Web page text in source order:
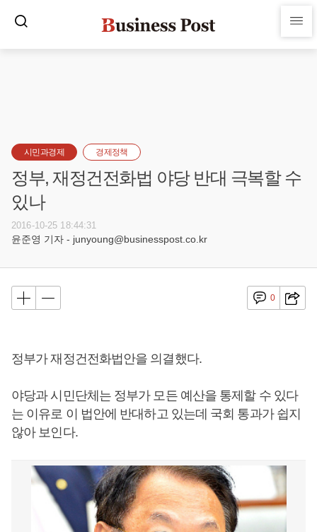
시민과경제 경제정책
정부, 재정건전화법 야당 반대 극복할 수
있나
2016-10-25 18:44:31
윤준영 기자 - junyoung@businesspost.co.kr
0
정부가 재정건전화법안을 의결했다.
야당과 시민단체는 정부가 모든 예산을 통제할 수 있다
는 이유로 이 법안에 반대하고 있는데 국회 통과가 쉽지
않아 보인다.